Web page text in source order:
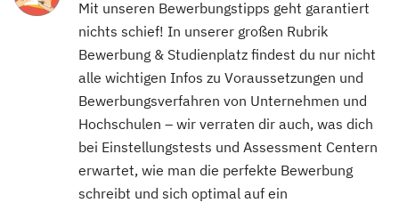
Mit unseren Bewerbungstipps geht garantiert
nichts schief! In unserer großen Rubrik
Bewerbung & Studienplatz findest du nur nicht
alle wichtigen Infos zu Voraussetzungen und
Bewerbungsverfahren von Unternehmen und
Hochschulen – wir verraten dir auch, was dich
bei Einstellungstests und Assessment Centern
erwartet, wie man die perfekte Bewerbung
schreibt und sich optimal auf ein